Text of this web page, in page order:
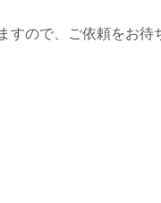
すので、ご依頼をお待